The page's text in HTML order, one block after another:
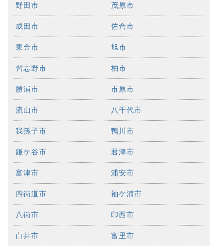
野田市 茂原市
成田市 佐倉市
東金市 旭市
習志野市 柏市
勝浦市 市原市
流山市 八千代市
我孫子市 鴨川市
鎌ケ谷市 君津市
富津市 浦安市
四街道市 袖ケ浦市
八街市 印西市
白井市 富里市